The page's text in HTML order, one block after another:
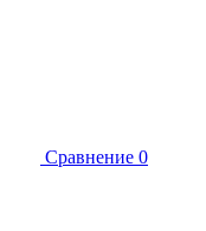
Сравнение 0